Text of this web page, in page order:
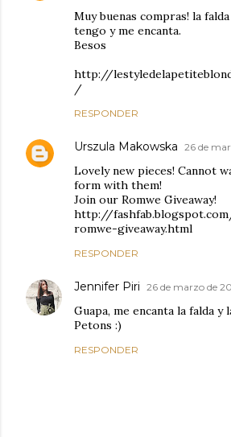
Muy buenas compras! la
tengo y me encanta.
Besos
http://
/
RESPONDER
Urszula Makowska 26 de
Lovely new pieces! Cannot
form with them!
Join our Romwe Giveaway!
http://
romwe-giveaway.html
RESPONDER
Jennifer Piri 26 de marzo de
Guapa, me encanta la falda y
Petons :)
RESPONDER